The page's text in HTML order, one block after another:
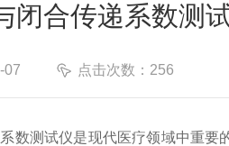
闭合传递系数测
07 点击次数：256
数测试仪是现代医疗领域中重要